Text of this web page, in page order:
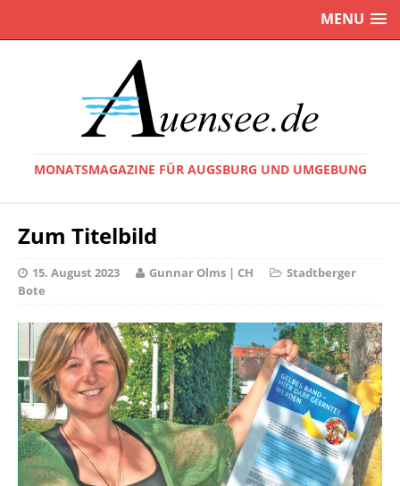
MENU
MONATSMAGAZINE FÜR AUGSBURG UND UMGEBUNG
Zum Titelbild
15. August 2023 Gunnar Olms | CH
Stadtberger
Bote